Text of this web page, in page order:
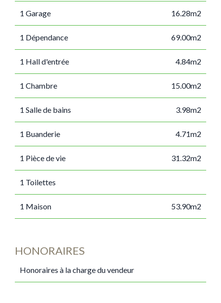
1 Garage 16.28m2
1 Dépendance 69.00m2
1 Hall d'entrée 4.84m2
1 Chambre 15.00m2
1 Salle de bains 3.98m2
1 Buanderie 4.71m2
1 Pièce de vie 31.32m2
1 Toilettes
1 Maison 53.90m2
HONORAIRES
Honoraires à la charge du vendeur